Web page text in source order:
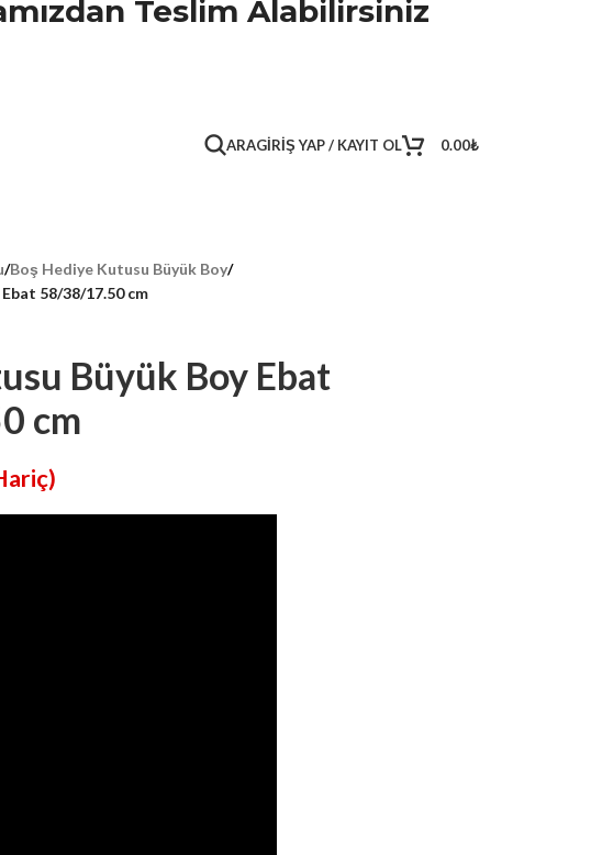
Teslim Alabilirsiniz
ARAGIRIŞ YAP / KAYIT OL 0.00₺
/Boş Hediye Kutusu Büyük Boy/
58/38/17.50 cm
Büyük Boy Ebat
cm